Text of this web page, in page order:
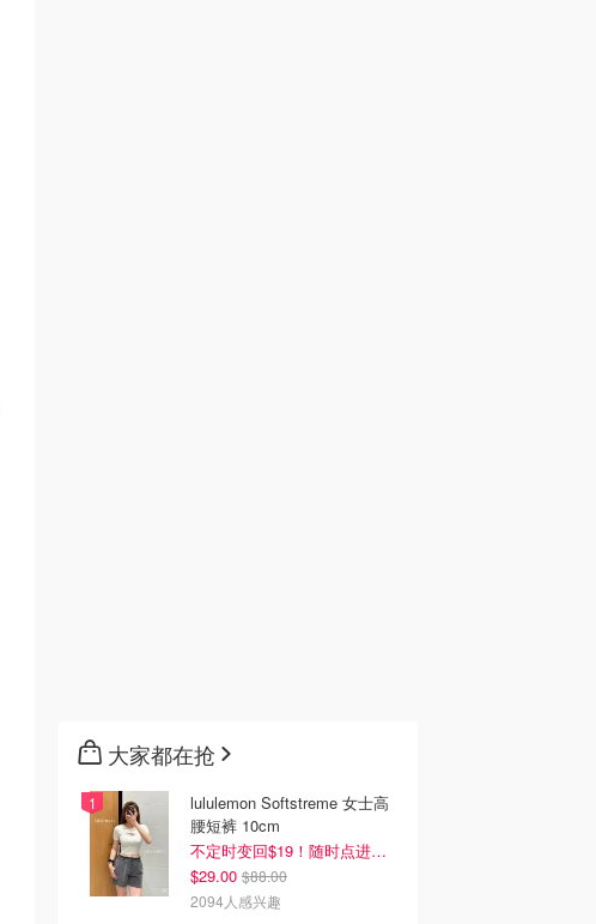
大家都在抢
lululemon Softstreme 女士高
腰短裤 10cm
不定时变回$19！随时点进来看
$29.00 $88.00
2094人感兴趣